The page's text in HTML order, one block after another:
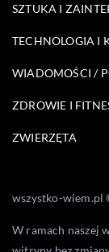
SZTUKA I
TECHNOLOGIA I
WIADOMOŚCI /
ZDROWIE I
ZWIERZĘTA
wszystko-wiem.pl
W ramach naszej